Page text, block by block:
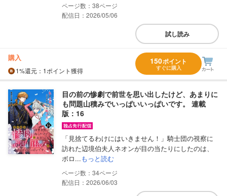
38
配信日：2026/05/06
試し読み
購入
1%還元 ：1ポイント獲得
150ポイント
すぐに購入
目の前の惨劇で前世を思い出したけど、あまりに
も問題山積みでいっぱいいっぱいです。 連載
版：16
「見捨てるわけにはいきません！」騎士団の視察に
訪れた辺境伯夫人ネオンが目の当たりにしたのは、
ボロ...もっと読む
34
配信日：2026/06/03